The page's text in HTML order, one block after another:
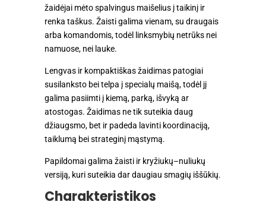
žaidėjai mėto spalvingus maišelius į taikinį ir
renka taškus. Žaisti galima vienam, su draugais
arba komandomis, todėl linksmybių netrūks nei
namuose, nei lauke.
Lengvas ir kompaktiškas žaidimas patogiai
susilanksto bei telpa į specialų maišą, todėl jį
galima pasiimti į kiemą, parką, išvyką ar
atostogas. Žaidimas ne tik suteikia daug
džiaugsmo, bet ir padeda lavinti koordinaciją,
taiklumą bei strateginį mąstymą.
Papildomai galima žaisti ir kryžiukų–nuliukų
versiją, kuri suteikia dar daugiau smagių iššūkių.
Charakteristikos